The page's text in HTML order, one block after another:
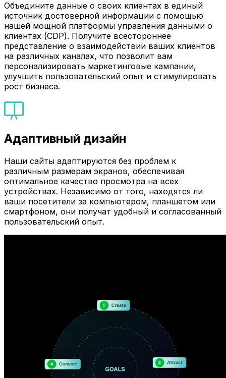
Объедините данные о своих клиентах в единый
источник достоверной информации с помощью
нашей мощной платформы управления данными о
клиентах (CDP). Получите всестороннее
представление о взаимодействии ваших клиентов
на различных каналах, что позволит вам
персонализировать маркетинговые кампании,
улучшить пользовательский опыт и стимулировать
рост бизнеса.
Адаптивный дизайн
Наши сайты адаптируются без проблем к
различным размерам экранов, обеспечивая
оптимальное качество просмотра на всех
устройствах. Независимо от того, находятся ли
ваши посетители за компьютером, планшетом или
смартфоном, они получат удобный и согласованный
пользовательский опыт.